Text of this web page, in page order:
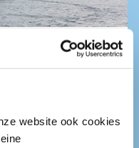
website ook cookies